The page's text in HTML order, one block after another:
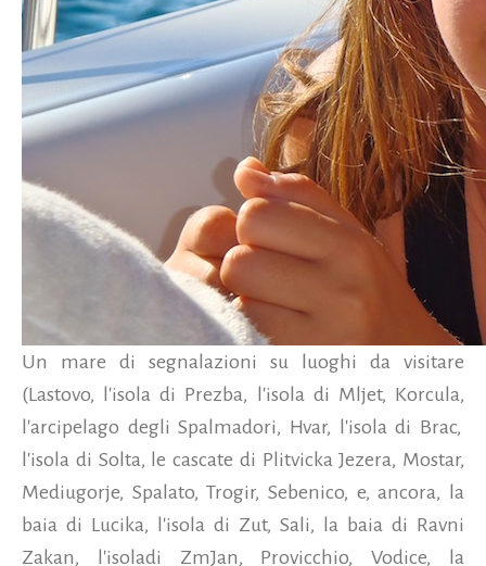
Un mare di segnalazioni su luoghi da visitare
(Lastovo, l'isola di Prezba, l'isola di Mljet, Korcula,
l'arcipelago degli Spalmadori, Hvar, l'isola di Brac,
l'isola di Solta, le cascate di Plitvicka Jezera, Mostar,
Mediugorje, Spalato, Trogir, Sebenico, e, ancora, la
baia di Lucika, l'isola di Zut, Sali, la baia di Ravni
Zakan, l'isoladi ZmJan, Provicchio, Vodice, la